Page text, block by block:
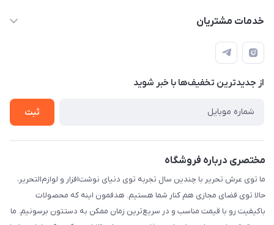
لیست محصولات
راهنما
خدمات مشتریان
پرداخت الکترونیکی امن
رویه ارسال کالا
حریم خصوصی
تماس با ما
از جدید‌ترین تخفیف‌ها با‌ خبر شوید
ثبت
مختصری درباره فروشگاه
ما توی عرش تحریر با چندین سال تجربه توی دنیای نوشت‌افزار و لوازم‌التحریر،
حالا توی فضای مجازی هم کنار شما هستیم. هدفمون اینه که محصولات
باکیفیت رو با قیمت مناسب و در سریع‌ترین زمان ممکن به دستتون برسونیم. ما